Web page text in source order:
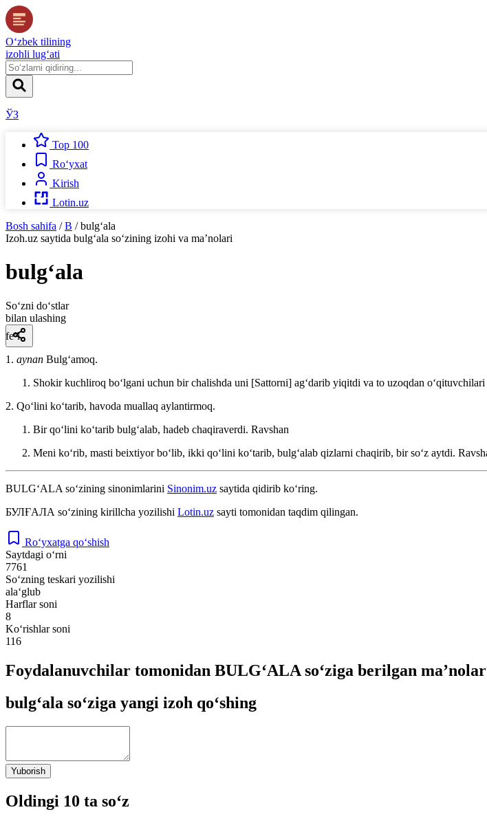
O‘zbek tilining
izohli lug‘ati
ЎЗ
Top 100
Ro‘yxat
Kirish
Lotin.uz
Bosh sahifa / B / bulg‘ala
Izoh.uz saytida bulg‘ala so‘zining izohi va ma’nolari
bulg‘ala
So‘zni do‘stlar
bilan ulashing
fe’l
1. aynan Bulgʻamoq.
Shokir kuchliroq boʻlgani uchun bir chalishda uni [Sattorni] agʻdarib yiqitdi va to uzoqdan
2. Qoʻlini koʻtarib, havoda muallaq aylantirmoq.
Bir qoʻlini koʻtarib bulgʻalab, hadeb chaqiraverdi. Ravshan
Meni koʻrib, masti beixtiyor boʻlib, ikki qoʻlini koʻtarib, bulgʻalab qizlarni chaqirib, bir soʻz aytdi.
BULG‘ALA so‘zining sinonimlarini Sinonim.uz saytida qidirib ko‘ring.
БУЛҒАЛА so‘zining kirillcha yozilishi Lotin.uz sayti tomonidan taqdim qilingan.
Ro‘yxatga qo‘shish
Saytdagi o‘rni
7761
So‘zning teskari yozilishi
ala‘glub
Harflar soni
8
Ko‘rishlar soni
116
Foydalanuvchilar tomonidan BULG‘ALA so‘ziga berilgan ma’nolar
bulg‘ala so‘ziga yangi izoh qo‘shing
Yuborish
Oldingi 10 ta so‘z